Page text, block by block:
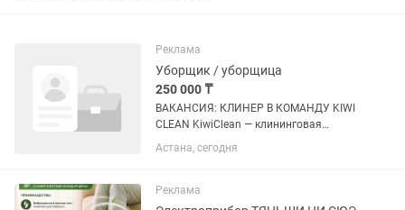
Реклама
Уборщик / уборщица
250 000 ₸
ВАКАНСИЯ: КЛИНЕР В КОМАНДУ KIWI
CLEAN KiwiClean — клининговая
компания с высокими стандартами
сервиса. Мы расширяем команду и
обучаемых клинеров, которые любят...
Астана, сегодня
Реклама